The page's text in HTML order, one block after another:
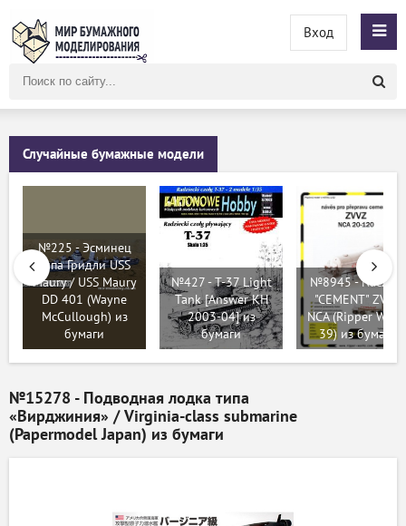
сайту
Вход
Случайные бумажные модели
№225 - Эсминец
типа Гридли USS
Maury / USS Maury
DD 401 (Wayne
McCullough) из
бумаги
№427 - T-37 Light
Tank [Answer KH
2003-04] из
бумаги
№8945 - Naczepa
"CEMENT" ZVVZ
NCA (Ripper
39) из бумаги
№15278 - Подводная лодка типа
«Вирджиния» / Virginia-class submarine
(Papermodel Japan) из бумаги